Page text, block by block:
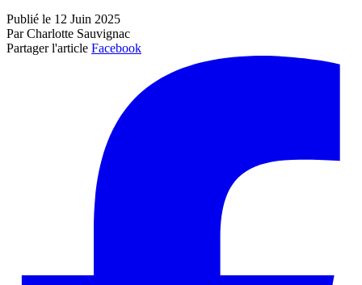
Publié le 12 Juin 2025
Par Charlotte Sauvignac
Partager l'article Facebook